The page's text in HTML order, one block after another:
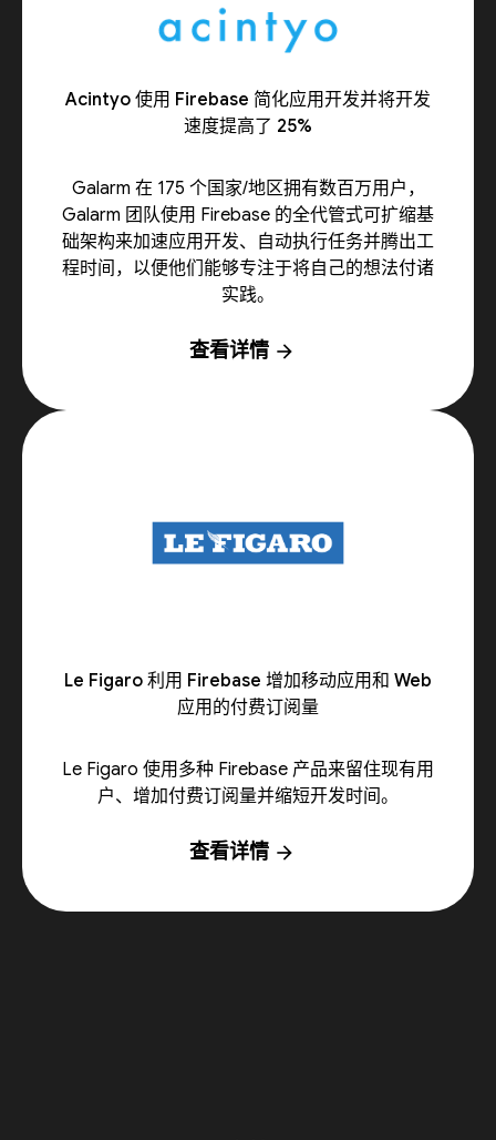
Acintyo 使用 Firebase 简化应用开发并将开发
速度提高了 25%
Galarm 在 175 个国家/地区拥有数百万用户，
Galarm 团队使用 Firebase 的全代管式可扩缩基
础架构来加速应用开发、自动执行任务并腾出工
程时间，以便他们能够专注于将自己的想法付诸
实践。
查看详情 arrow_forward
Le Figaro 利用 Firebase 增加移动应用和 Web
应用的付费订阅量
Le Figaro 使用多种 Firebase 产品来留住现有用
户、增加付费订阅量并缩短开发时间。
查看详情 arrow_forward